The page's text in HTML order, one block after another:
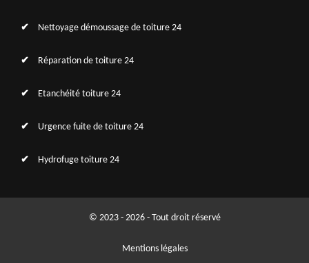
Nettoyage démoussage de toiture 24
Réparation de toiture 24
Etanchéité toiture 24
Urgence fuite de toiture 24
Hydrofuge toiture 24
© 2023 - 2026 - Tout droit réservé
Mentions légales